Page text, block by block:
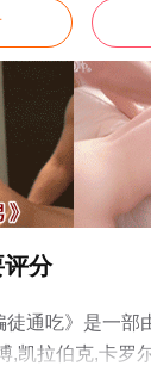
分
通吃》是一部
,凯拉伯克,卡罗